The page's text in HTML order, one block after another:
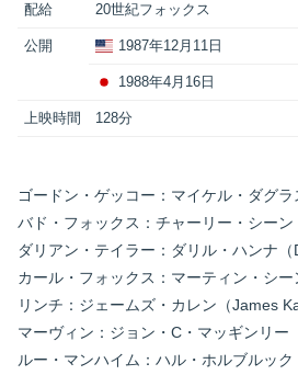
配給 20世紀フォックス
公開 1987年12月11日
1988年4月16日
上映時間 128分
ゴードン・ゲッコー：マイケル・ダグラ
バド・フォックス：チャーリー・シーン
ダリアン・テイラー：ダリル・ハンナ（
カール・フォックス：マーティン・シー
リンチ：ジェームズ・カレン（James
マーヴィン：ジョン・C・マッギンリー
ルー・マンハイム：ハル・ホルブルック